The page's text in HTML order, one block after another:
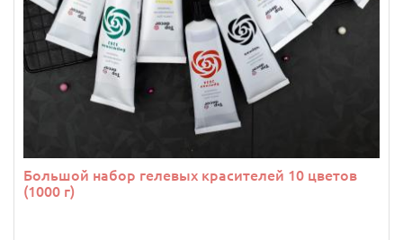
Большой набор гелевых красителей 10 цветов
(1000 г)